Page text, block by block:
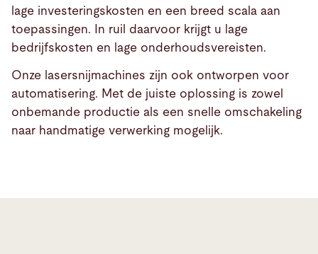
lage investeringskosten en een breed scala aan
toepassingen. In ruil daarvoor krijgt u lage
bedrijfskosten en lage onderhoudsvereisten.
Onze lasersnijmachines zijn ook ontworpen voor
automatisering. Met de juiste oplossing is zowel
onbemande productie als een snelle omschakeling
naar handmatige verwerking mogelijk.
Produkte